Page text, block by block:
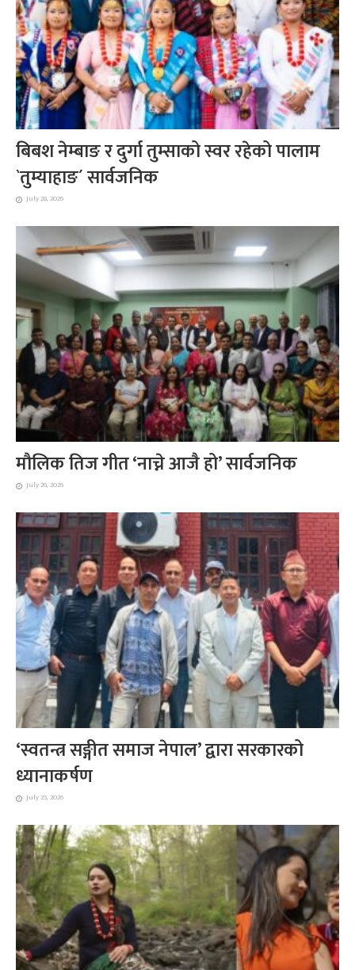
बिबश नेम्बाङ र दुर्गा तुम्साको स्वर रहेको पालाम
`तुम्याहाङ´ सार्वजनिक
July 28, 2026
मौलिक तिज गीत ‘नाच्ने आजै हो’ सार्वजनिक
July 26, 2026
‘स्वतन्त्र सङ्गीत समाज नेपाल’ द्वारा सरकारको
ध्यानाकर्षण
July 25, 2026